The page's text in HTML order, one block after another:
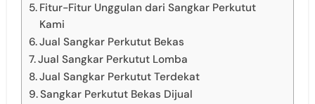
Fitur-Fitur Unggulan dari Sangkar Perkutut
Kami
Jual Sangkar Perkutut Bekas
Jual Sangkar Perkutut Lomba
Jual Sangkar Perkutut Terdekat
Sangkar Perkutut Bekas Dijual